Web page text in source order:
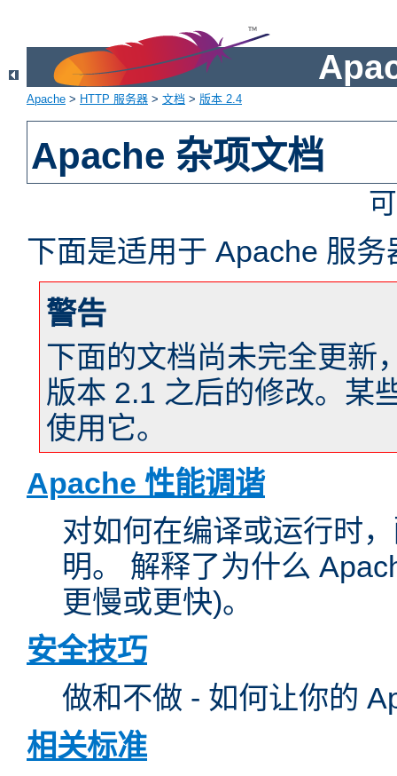
Apache > HTTP 服务器 > 文档 > 版本 2.4
Apache 杂项文档
下面是适用于 Apache 服
警告
下面的文档尚未完全更新
版本 2.1 之后的修改。某
使用它。
Apache 性能调谐
对如何在编译或运行时
明。 解释了为什么
更慢或更快)。
安全技巧
做和不做 - 如何让你的
相关标准